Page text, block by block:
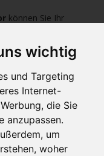
wichtig
und Targeting
Internet-
die Sie
anzupassen.
um
woher
können Sie Ihr
Breite, Wunschfarbe